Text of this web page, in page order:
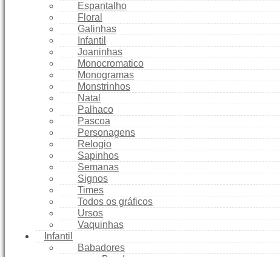
Espantalho
Floral
Galinhas
Infantil
Joaninhas
Monocromatico
Monogramas
Monstrinhos
Natal
Palhaco
Pascoa
Personagens
Relogio
Sapinhos
Semanas
Signos
Times
Todos os gráficos
Ursos
Vaquinhas
Infantil
Babadores